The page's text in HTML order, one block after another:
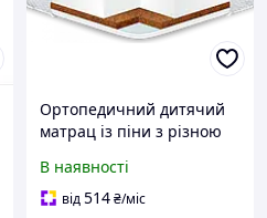
Ортопедичний дитячий
матрац із піни з різною
Cocos Latex Eurosleep
В наявності
від514₴/міс